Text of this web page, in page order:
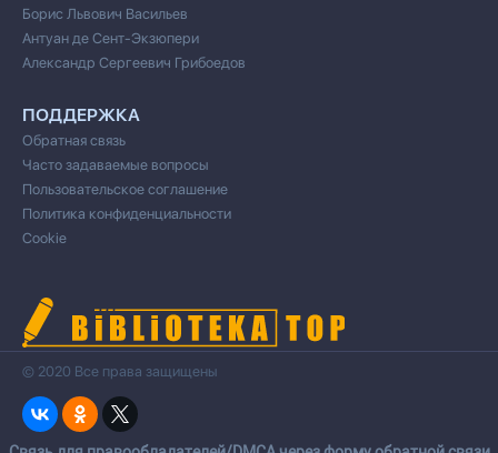
Борис Львович Васильев
Антуан де Сент-Экзюпери
Александр Сергеевич Грибоедов
ПОДДЕРЖКА
Обратная связь
Часто задаваемые вопросы
Пользовательское соглашение
Политика конфиденциальности
Cookie
© 2020 Все права защищены